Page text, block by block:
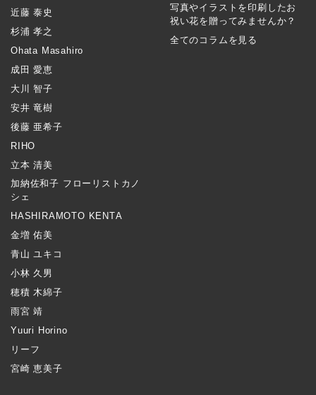
近藤 泰史
杉浦 孝之
Ohata Masahiro
成田 愛恵
大川 智子
安井 竜樹
後藤 亜希子
RIHO
立本 清美
加納佐和子 フローリストカノ
シェ
HASHIRAMOTO KENTA
金増 佑美
青山 ユキコ
小林 久男
穂積 木綿子
雨宮 靖
Yuuri Horino
リーフ
宮崎 恵美子
写真やイラストを印刷したお
祝い花を贈ってみませんか？
全てのコラムを見る